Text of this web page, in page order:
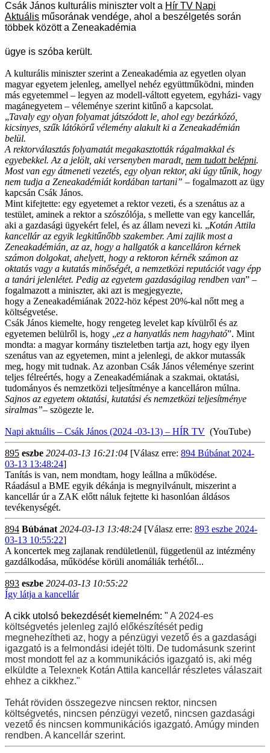
Csák János kulturális miniszter volt a Hír TV Napi
Aktuális műsorának vendége, ahol a beszélgetés során
többek között a Zeneakadémia
ügye is szóba került.
A kulturális miniszter szerint a Zeneakadémia az egyetlen olyan
magyar egyetem jelenleg, amellyel nehéz együttműködni, minden
más egyetemmel – legyen az modell-váltott egyetem, egyházi- vagy
magánegyetem – véleménye szerint kitűnő a kapcsolat.
„Tavaly egy olyan folyamat játszódott le, ahol egy bezárkózó,
kicsinyes, szűk látókörű vélemény alakult ki a Zeneakadémián
belül.
A rektorválasztás folyamatát megakasztották rágalmakkal és
egyebekkel. Az a jelölt, aki versenyben maradt, nem tudott belépni.
Most van egy átmeneti vezetés, egy olyan rektor, aki úgy tűnik, hogy
nem tudja a Zeneakadémiát kordában tartani” – fogalmazott az ügy
kapcsán Csák János.
Mint kifejtette: egy egyetemet a rektor vezeti, és a szenátus az a
testület, aminek a rektor a szószólója, s mellette van egy kancellár,
aki a gazdasági ügyekért felel, és az állam nevezi ki. „Kotán Attila
kancellár az egyik legkitűnőbb szakember. Ami zajlik most a
Zeneakadémián, az az, hogy a hallgatók a kancelláron kérnek
számon dolgokat, ahelyett, hogy a rektoron kérnék számon az
oktatás vagy a kutatás minőségét, a nemzetközi reputációt vagy épp
a tanári jelenlétet. Pedig az egyetem gazdaságilag rendben van” –
fogalmazott a miniszter, aki azt is megjegyezte,
hogy a Zeneakadémiának 2022-höz képest 20%-kal nőtt meg a
költségvetése.
Csák János kiemelte, hogy rengeteg levelet kap kívülről és az
egyetemen belülről is, hogy „ez a hanyatlás nem hagyható”. Mint
mondta: a magyar kormány tiszteletben tartja azt, hogy egy ilyen
szenátus van az egyetemen, mint a jelenlegi, de akkor mutassák
meg, hogy mit tudnak. Az azonban Csák János véleménye szerint
teljes félreértés, hogy a Zeneakadémiának a szakmai, oktatási,
tudományos és nemzetközi teljesítménye a kancelláron múlna.
Sajnos az egyetem oktatási, kutatási és nemzetközi teljesítménye
siralmas”– szögezte le.
Napi aktuális – Csák János (2024 -03-13) – HÍR TV (YouTube)
895 eszbe 2024-03-13 16:21:04 [Válasz erre: 894 Búbánat 2024-
03-13 13:48:24]
Tanítás is van, nem mondtam, hogy leállna a működése.
Ráadásul a BME egyik dékánja is megnyilvánult, miszerint a
kancellár úr a ZAK előtt náluk fejtette ki hasonlóan áldásos
tevékenységét.
894 Búbánat 2024-03-13 13:48:24 [Válasz erre: 893 eszbe 2024-
03-13 10:55:22]
A koncertek meg zajlanak rendületlenül, függetlenül az intézmény
gazdálkodása, működése körüli anomáliák terhétől...
893 eszbe 2024-03-13 10:55:22
Így látja a kancellár
A cikk utolsó bekezdését kiemelném: " A 2024-es
költségvetés jelenleg zajló előkészítését pedig
megnehezítheti az, hogy a pénzügyi vezető és a gazdasági
igazgató is a felmondási idejét tölti. De tudomásunk szerint
most mondott fel az a kommunikációs igazgató is, aki még
elküldte a Telexnek Kotán Attila kancellár részletes válaszait
ehhez a cikkhez."
Tehát röviden összegezve nincsen rektor, nincsen
költségvetés, nincsen pénzügyi vezető, nincsen gazdasági
vezető és nincsen kommunikációs igazgató. Amúgy minden
rendben. A kancellár szerint.